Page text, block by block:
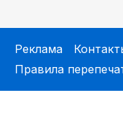
Реклама
Правила